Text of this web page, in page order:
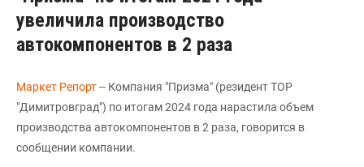
увеличила производство
автокомпонентов в 2 раза
Маркет Репорт-- Компания "Призма" (резидент ТОР
"Димитровград") по итогам 2024 года нарастила объем
производства автокомпонентов в 2 раза, говорится в
сообщении компании.